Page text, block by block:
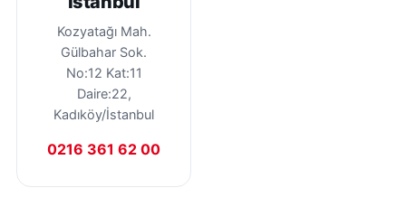
Kozyatağı Mah.
Gülbahar Sok.
No:12 Kat:11
Daire:22,
Kadıköy/İstanbul
0216 361 62 00